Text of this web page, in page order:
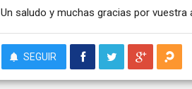
Un saludo y muchas gracias por vuestra
SEGUIR